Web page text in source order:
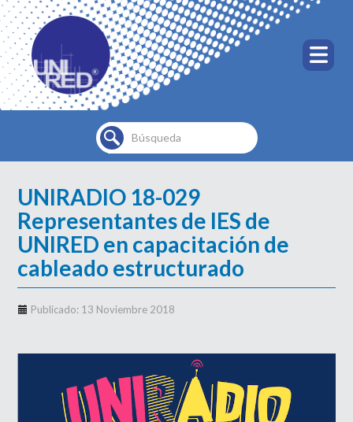
Buscar...
UNIRADIO 18-029
Representantes de IES de
UNIRED en capacitación de
cableado estructurado
Publicado: 13 Noviembre 2018